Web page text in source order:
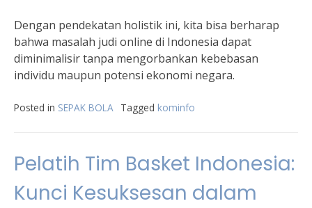
Dengan pendekatan holistik ini, kita bisa berharap
bahwa masalah judi online di Indonesia dapat
diminimalisir tanpa mengorbankan kebebasan
individu maupun potensi ekonomi negara.
Posted in SEPAK BOLA Tagged kominfo
Pelatih Tim Basket Indonesia:
Kunci Kesuksesan dalam